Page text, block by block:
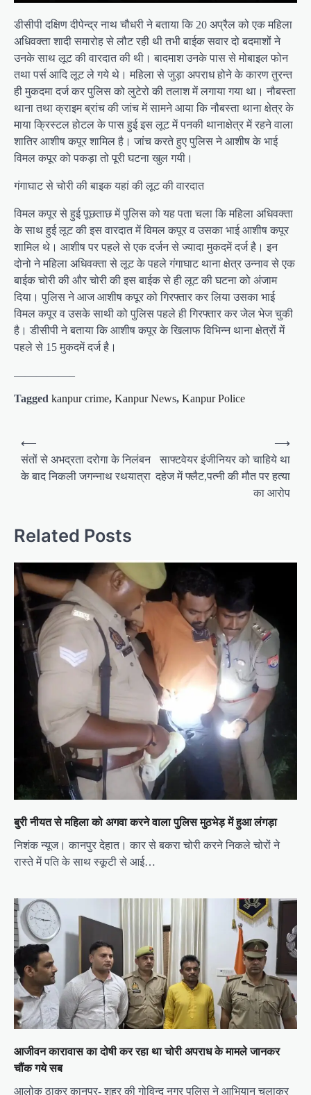
डीसीपी दक्षिण दीपेन्द्र नाथ चौधरी ने बताया कि 20 अप्रैल को एक महिला
अधिवक्ता शादी समारोह से लौट रही थी तभी बाईक सवार दो बदमाशों ने
उनके साथ लूट की वारदात की थी। बादमाश उनके पास से मोबाइल फोन
तथा पर्स आदि लूट ले गये थे। महिला से जुड़ा अपराध होने के कारण तुरन्त
ही मुकदमा दर्ज कर पुलिस को लुटेरो की तलाश में लगाया गया था। नौबस्ता
थाना तथा क्राइम ब्रांच की जांच में सामने आया कि नौबस्ता थाना क्षेत्र के
माया क्रिस्टल होटल के पास हुई इस लूट में पनकी थानाक्षेत्र में रहने वाला
शातिर आशीष कपूर शामिल है। जांच करते हुए पुलिस ने आशीष के भाई
विमल कपूर को पकड़ा तो पूरी घटना खुल गयी।
गंगाघाट से चोरी की बाइक यहां की लूट की वारदात
विमल कपूर से हुई पूछताछ में पुलिस को यह पता चला कि महिला अधिवक्ता
के साथ हुई लूट की इस वारदात में विमल कपूर व उसका भाई आशीष कपूर
शामिल थे। आशीष पर पहले से एक दर्जन से ज्यादा मुकदमें दर्ज है। इन
दोनो ने महिला अधिवक्ता से लूट के पहले गंगाघाट थाना क्षेत्र उन्नाव से एक
बाईक चोरी की और चोरी की इस बाईक से ही लूट की घटना को अंजाम
दिया। पुलिस ने आज आशीष कपूर को गिरफ्तार कर लिया उसका भाई
विमल कपूर व उसके साथी को पुलिस पहले ही गिरफ्तार कर जेल भेज चुकी
है। डीसीपी ने बताया कि आशीष कपूर के खिलाफ विभिन्न थाना क्षेत्रों में
पहले से 15 मुकदमें दर्ज है।
—————–
Tagged kanpur crime, Kanpur News, Kanpur Police
o
a
v
⟵
संतों से अभद्रता दरोगा के निलंबन
के बाद निकली जगन्नाथ रथयात्रा
साफ्टवेयर इंजीनियर को चाहिये था
दहेज में फ्लैट,पत्नी की मौत पर हत्या
का आरोप
⟶
Related Posts
बुरी नीयत से महिला को अगवा करने वाला पुलिस मुठभेड़ में हुआ लंगड़ा
निशंक न्यूज। कानपुर देहात। कार से बकरा चोरी करने निकले चोरों ने
रास्ते में पति के साथ स्कूटी से आई…
आजीवन कारावास का दोषी कर रहा था चोरी अपराध के मामले जानकर
चौंक गये सब
आलोक ठाकुर कानपुर- शहर की गोविन्द नगर पुलिस ने आभियान चलाकर